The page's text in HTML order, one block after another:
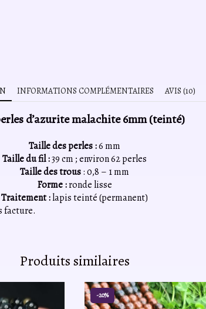
INFORMATIONS COMPLÉMENTAIRES AVIS (10)
d’azurite malachite 6mm (teinté)
Taille des perles :6 mm
Taille du fil :39 cm ; environ 62 perles
Taille des trous: 0,8 – 1 mm
Forme :ronde lisse
Traitement :lapis teinté (permanent)
facture.
Produits similaires
-20%